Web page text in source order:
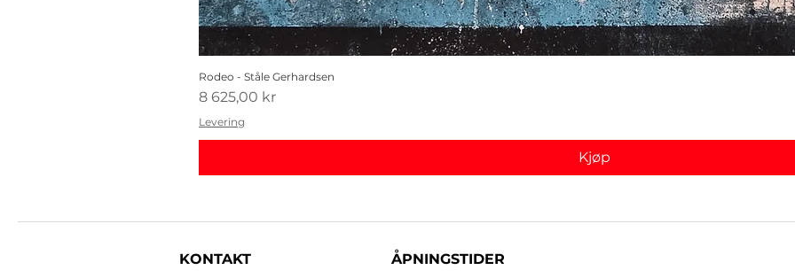
Rodeo - Ståle Gerhardsen
Pris
8 625,00 kr
Levering
Kjøp
KONTAKT ÅPNINGSTIDER